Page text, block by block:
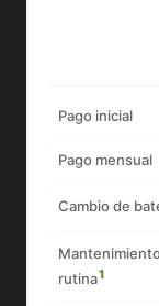
Pago inicial
Pago mensual
Cambio de
rutina1